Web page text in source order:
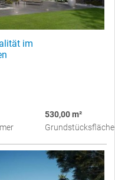
im
530,00 m²
Grundstücksfläche